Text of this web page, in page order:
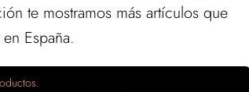
te mostramos más artículos que
en España.